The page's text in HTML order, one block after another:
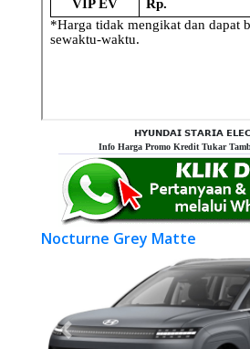
𝗛𝗬𝗨𝗡𝗗𝗔𝗜 𝗦𝗧𝗔𝗥𝗜𝗔
Info Harga Promo Kredit Tukar
Nocturne Grey Matte
Previous